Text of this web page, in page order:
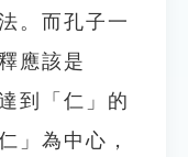
。而孔子一
應該是
到「仁」的
」為中心，